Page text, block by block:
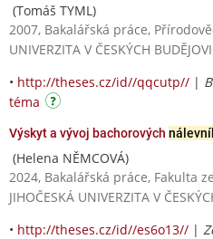
(Tomáš TYML)
2007, Bakalářská práce,
UNIVERZITA V ČESKÝCH
• http://theses.cz/id//qqcutp// |
téma
Výskyt a vývoj bachorových
(Helena NĚMCOVÁ)
2024, Bakalářská práce, Fakulta
JIHOČESKÁ UNIVERZITA V
• http://theses.cz/id//es6o13// |